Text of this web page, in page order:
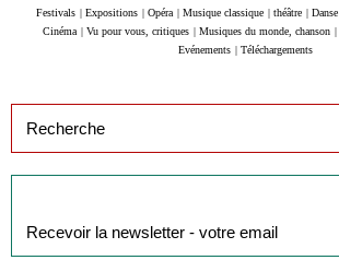
Festivals | Expositions | Opéra | Musique classique | théâtre | Danse
Cinéma | Vu pour vous, critiques | Musiques du monde, chanson |
Evénements | Téléchargements